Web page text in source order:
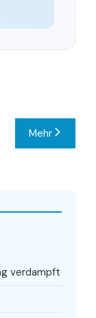
Mehr
verdampft